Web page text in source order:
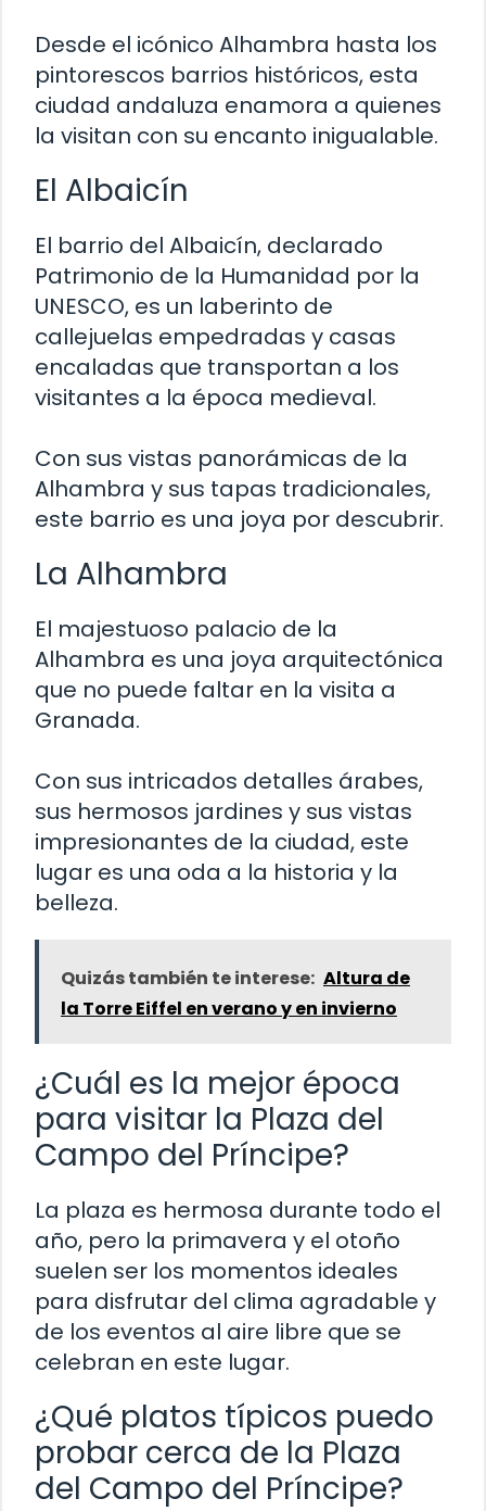
Desde el icónico Alhambra hasta los
pintorescos barrios históricos, esta
ciudad andaluza enamora a quienes
la visitan con su encanto inigualable.
El Albaicín
El barrio del Albaicín, declarado
Patrimonio de la Humanidad por la
UNESCO, es un laberinto de
callejuelas empedradas y casas
encaladas que transportan a los
visitantes a la época medieval.
Con sus vistas panorámicas de la
Alhambra y sus tapas tradicionales,
este barrio es una joya por descubrir.
La Alhambra
El majestuoso palacio de la
Alhambra es una joya arquitectónica
que no puede faltar en la visita a
Granada.
Con sus intricados detalles árabes,
sus hermosos jardines y sus vistas
impresionantes de la ciudad, este
lugar es una oda a la historia y la
belleza.
Quizás también te interese: Altura de
la Torre Eiffel en verano y en invierno
¿Cuál es la mejor época
para visitar la Plaza del
Campo del Príncipe?
La plaza es hermosa durante todo el
año, pero la primavera y el otoño
suelen ser los momentos ideales
para disfrutar del clima agradable y
de los eventos al aire libre que se
celebran en este lugar.
¿Qué platos típicos puedo
probar cerca de la Plaza
del Campo del Príncipe?